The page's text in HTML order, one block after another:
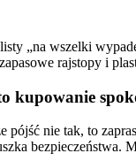
„na wszelki
rajstopy i
kupowanie
nie tak, to
bezpieczeństwa.